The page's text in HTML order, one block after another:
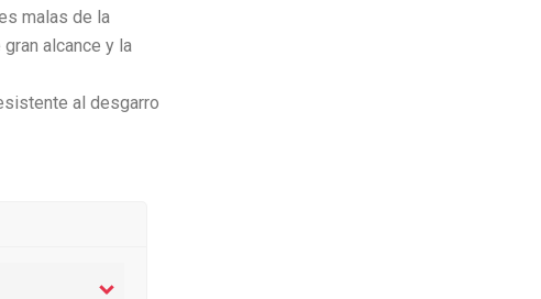
malas de la
alcance y la
al desgarro